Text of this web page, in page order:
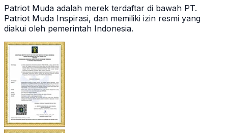
Patriot Muda adalah merek terdaftar di bawah PT.
Patriot Muda Inspirasi, dan memiliki izin resmi yang
diakui oleh pemerintah Indonesia.